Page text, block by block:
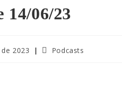
14/06/23
2023 Podcasts